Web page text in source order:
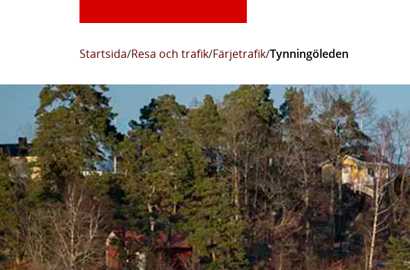
Startsida/Resa och trafik/Färjetrafik/Tynningöleden